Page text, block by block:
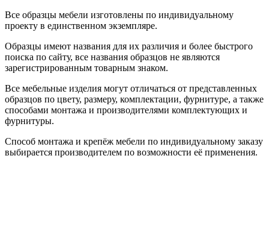
Все образцы мебели изготовлены по индивидуальному
проекту в единственном экземпляре.
Образцы имеют названия для их различия и более быстрого
поиска по сайту, все названия образцов не являются
зарегистрированным товарным знаком.
Все мебельные изделия могут отличаться от представленных
образцов по цвету, размеру, комплектации, фурнитуре, а также
способами монтажа и производителями комплектующих и
фурнитуры.
Способ монтажа и крепёж мебели по индивидуальному заказу
выбирается производителем по возможности её применения.